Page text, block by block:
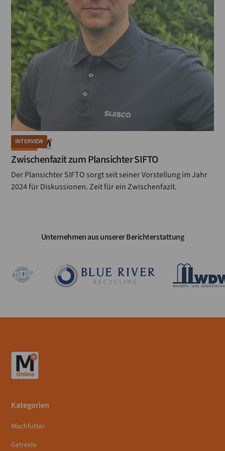
INTERVIEW
MÜHLE
Zwischenfazit zum Plansichter SIFTO
Der Plansichter SIFTO sorgt seit seiner Vorstellung im Jahr
2024 für Diskussionen. Zeit für ein Zwischenfazit.
Unternehmen aus unserer Berichterstattung
Kategorien
Mischfutter
Getreide